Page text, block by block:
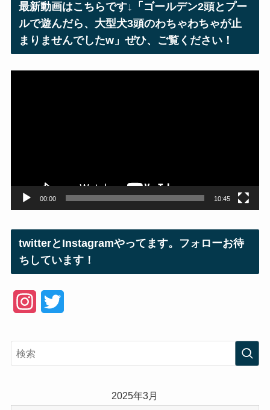
ス
最新動画はこちらです↓「ゴールデン2頭とプー
ルで遊んだら、大型犬3頭のわちゃわちゃが止
まりませんでしたw」ぜひ、ご覧ください！
00:00 10:45
twitterとInstagramやってます。フォローお待
ちしています！
2025年3月